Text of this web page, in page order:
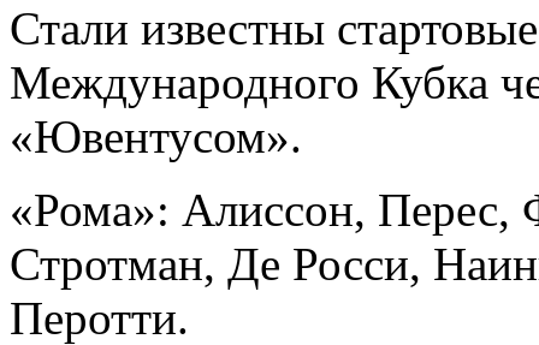
Стали известны
Международного Кубка
«Ювентусом».
«Рома»: Алиссон, Перес,
Стротман, Де Росси,
Перотти.